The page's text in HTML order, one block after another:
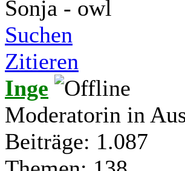
Sonja - owl
Suchen
Zitieren
Inge
Moderatorin in
Beiträge: 1.087